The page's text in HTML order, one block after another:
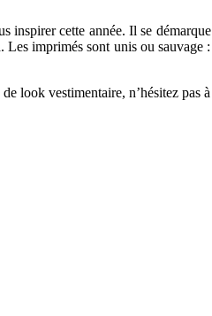
cette année. Il se
imprimés sont unis ou
look vestimentaire, n’hésitez pas